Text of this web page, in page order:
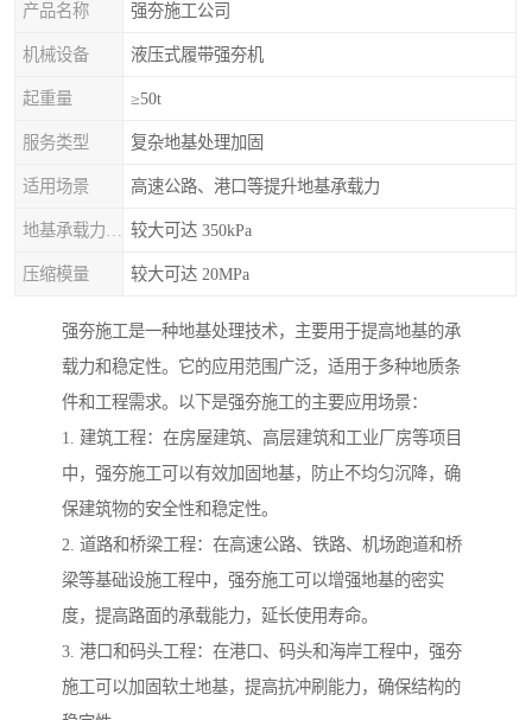
产品名称 强夯施工公司
机械设备 液压式履带强夯机
起重量 ≥50t
服务类型 复杂地基处理加固
适用场景 高速公路、港口等提升地基承载力
较大可达 350kPa
压缩模量 较大可达 20MPa
强夯施工是一种地基处理技术，主要用于提高地基的承
载力和稳定性。它的应用范围广泛，适用于多种地质条
件和工程需求。以下是强夯施工的主要应用场景：
1. 建筑工程：在房屋建筑、高层建筑和工业厂房等项目
中，强夯施工可以有效加固地基，防止不均匀沉降，确
保建筑物的安全性和稳定性。
2. 道路和桥梁工程：在高速公路、铁路、机场跑道和桥
梁等基础设施工程中，强夯施工可以增强地基的密实
度，提高路面的承载能力，延长使用寿命。
3. 港口和码头工程：在港口、码头和海岸工程中，强夯
施工可以加固软土地基，提高抗冲刷能力，确保结构的